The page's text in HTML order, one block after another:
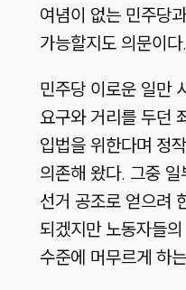
여념이 없는 민주당
가능할지도 의문이다.
민주당 이로운 일만
요구와 거리를 두던
입법을 위한다며 정
의존해 왔다. 그중
선거 공조로 얻으려
되겠지만 노동자들
수준에 머무르게 하